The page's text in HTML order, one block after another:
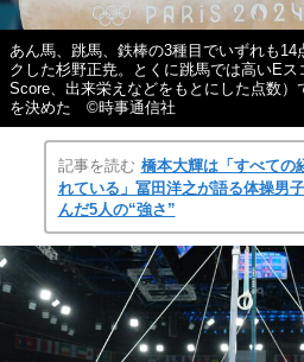
あん馬、跳馬、鉄棒の3種目でいずれも14
クした杉野正尭。とくに跳馬では高いE
Score、出来栄えなどをもとにした点数）
を決めた ©時事通信社
記事を読む 橋本大輝は「すべての
れている」冨田洋之が語る体操男
んだ5人の“強さ”